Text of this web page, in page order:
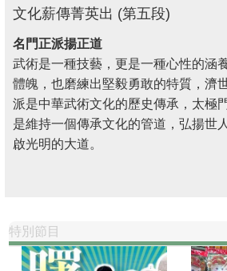
文化薪傳菁英出 (第五段)
名門正派揚正道
武術是一種技藝，更是一種心性的涵
體魄，也磨練出堅毅勇敢的特質，濟
派是中華武術文化的歷史傳承，太極
是維持一個傳承文化的管道，弘揚世
啟光明的大道。
特別節目